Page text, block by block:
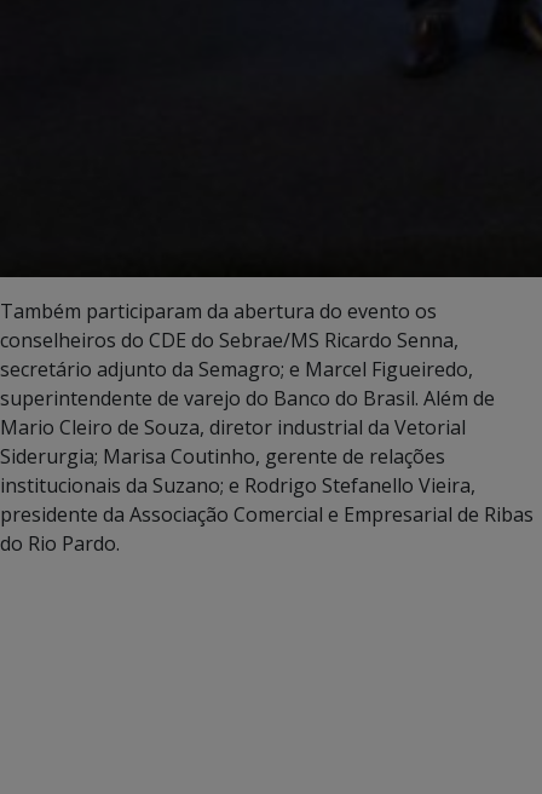
Também participaram da abertura do evento os
conselheiros do CDE do Sebrae/MS Ricardo Senna,
secretário adjunto da Semagro; e Marcel Figueiredo,
superintendente de varejo do Banco do Brasil. Além de
Mario Cleiro de Souza, diretor industrial da Vetorial
Siderurgia; Marisa Coutinho, gerente de relações
institucionais da Suzano; e Rodrigo Stefanello Vieira,
presidente da Associação Comercial e Empresarial de Ribas
do Rio Pardo.